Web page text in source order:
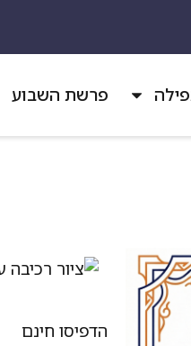
פרשת השבוע
הדפיסו חינם